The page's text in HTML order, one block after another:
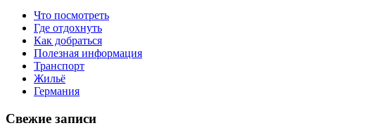
Что посмотреть
Где отдохнуть
Как добраться
Полезная информация
Транспорт
Жильё
Германия
Свежие записи